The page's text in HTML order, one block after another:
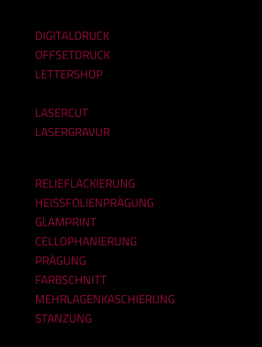
DIGITALDRUCK
OFFSETDRUCK
LETTERSHOP
LASERCUT
LASERGRAVUR
RELIEFLACKIERUNG
HEISSFOLIENPRÄGUNG
GLAMPRINT
CELLOPHANIERUNG
PRÄGUNG
FARBSCHNITT
MEHRLAGENKASCHIERUNG
STANZUNG